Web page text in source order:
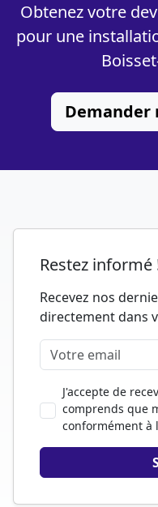
Obtenez votre
pour une
Demander
Restez informé
Recevez nos
directement dans
J'accepte de
comprends que
conformément à